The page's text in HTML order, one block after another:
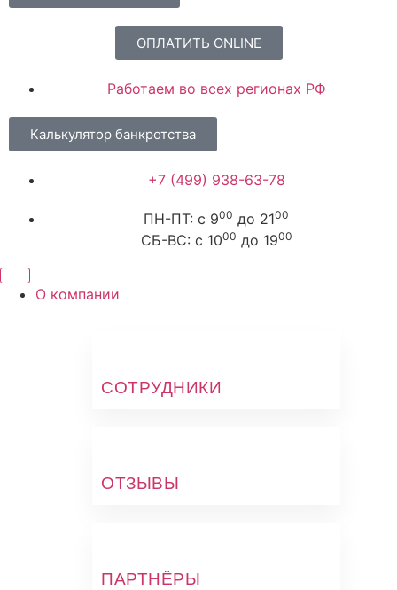
ОПЛАТИТЬ ONLINE
Работаем во всех регионах РФ
Калькулятор банкротства
+7 (499) 938-63-78
ПН-ПТ: с 900 до 2100
СБ-ВС: с 1000 до 1900
О компании
СОТРУДНИКИ
ОТЗЫВЫ
ПАРТНЁРЫ